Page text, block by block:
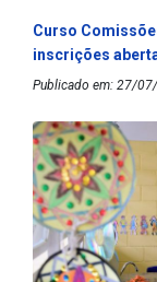
Curso
inscrições
Publicado em: 27/